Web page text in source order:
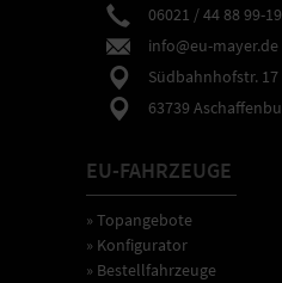
06021 / 44 88 99-19
info@eu-mayer.de
Südbahnhofstr. 17
63739
EU-FAHRZEUGE
» Topangebote
» Konfigurator
» Bestellfahrzeuge